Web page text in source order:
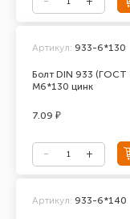
Болт DIN 933
М6*130 цинк
Артикул: 933-6*130
7.09 ₽
Артикул: 933-6*140